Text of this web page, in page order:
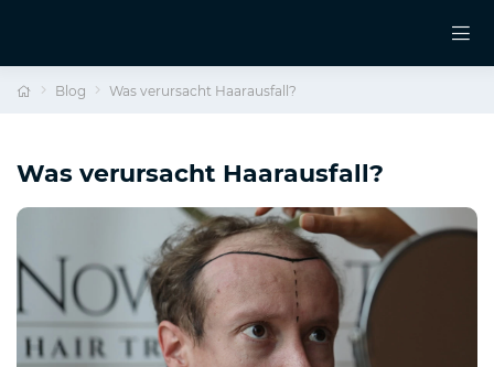
Blog Was verursacht Haarausfall?
Was verursacht Haarausfall?